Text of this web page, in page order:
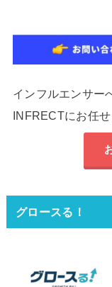
インフルエンサー
INFRECTにお任せ
グロースる！